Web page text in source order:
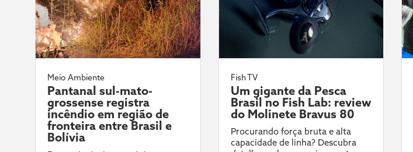
Meio Ambiente
Pantanal sul-mato-
grossense registra
incêndio em região de
fronteira entre Brasil e
Bolívia
Fish TV
Um gigante da Pesca
Brasil no Fish Lab: review
do Molinete Bravus 80
Procurando força bruta e alta
capacidade de linha? Descubra